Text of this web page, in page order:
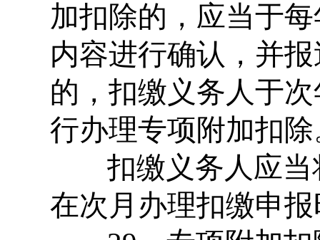
加扣除的，应当于
内容进行确认，并
的，扣缴义务人于
行办理专项附加扣
扣缴义务人应当
在次月办理扣缴申